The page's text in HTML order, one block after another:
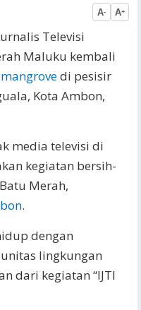
A- A+
Televisi
Maluku kembali
di pesisir
Kota Ambon,
media televisi di
kegiatan bersih-
Merah,
.
dengan
lingkungan
dari kegiatan “IJTI